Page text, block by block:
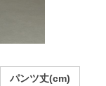
パンツ丈(cm)